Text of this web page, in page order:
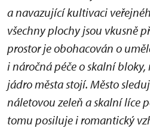
a navazující kultivaci
všechny plochy jsou vkusně
prostor je obohacován o
i náročná péče o skalní
jádro města stojí. Město
náletovou zeleň a skalní líce
tomu posiluje i romantický